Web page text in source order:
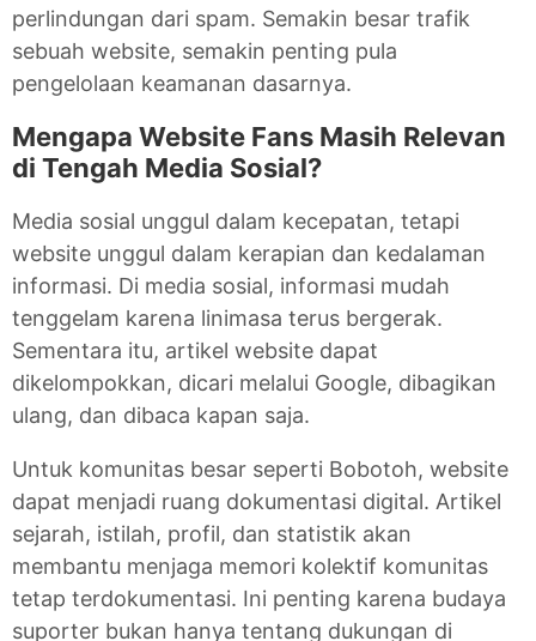
perlindungan dari spam. Semakin besar trafik
sebuah website, semakin penting pula
pengelolaan keamanan dasarnya.
Mengapa Website Fans Masih Relevan
di Tengah Media Sosial?
Media sosial unggul dalam kecepatan, tetapi
website unggul dalam kerapian dan kedalaman
informasi. Di media sosial, informasi mudah
tenggelam karena linimasa terus bergerak.
Sementara itu, artikel website dapat
dikelompokkan, dicari melalui Google, dibagikan
ulang, dan dibaca kapan saja.
Untuk komunitas besar seperti Bobotoh, website
dapat menjadi ruang dokumentasi digital. Artikel
sejarah, istilah, profil, dan statistik akan
membantu menjaga memori kolektif komunitas
tetap terdokumentasi. Ini penting karena budaya
suporter bukan hanya tentang dukungan di